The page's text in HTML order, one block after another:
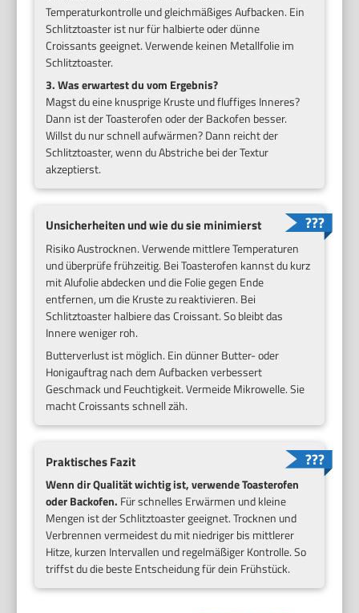
Temperaturkontrolle und gleichmäßiges Aufbacken. Ein
Schlitztoaster ist nur für halbierte oder dünne
Croissants geeignet. Verwende keinen Metallfolie im
Schlitztoaster.
3. Was erwartest du vom Ergebnis?
Magst du eine knusprige Kruste und fluffiges Inneres?
Dann ist der Toasterofen oder der Backofen besser.
Willst du nur schnell aufwärmen? Dann reicht der
Schlitztoaster, wenn du Abstriche bei der Textur
akzeptierst.
Unsicherheiten und wie du sie minimierst
Risiko Austrocknen. Verwende mittlere Temperaturen
und überprüfe frühzeitig. Bei Toasterofen kannst du kurz
mit Alufolie abdecken und die Folie gegen Ende
entfernen, um die Kruste zu reaktivieren. Bei
Schlitztoaster halbiere das Croissant. So bleibt das
Innere weniger roh.
Butterverlust ist möglich. Ein dünner Butter- oder
Honigauftrag nach dem Aufbacken verbessert
Geschmack und Feuchtigkeit. Vermeide Mikrowelle. Sie
macht Croissants schnell zäh.
Praktisches Fazit
Wenn dir Qualität wichtig ist, verwende Toasterofen
oder Backofen. Für schnelles Erwärmen und kleine
Mengen ist der Schlitztoaster geeignet. Trocknen und
Verbrennen vermeidest du mit niedriger bis mittlerer
Hitze, kurzen Intervallen und regelmäßiger Kontrolle. So
triffst du die beste Entscheidung für dein Frühstück.